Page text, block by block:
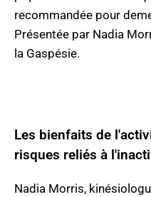
recommandée pour
Présentée par Nadia
la Gaspésie.
Les bienfaits de
risques reliés à
Nadia Morris,